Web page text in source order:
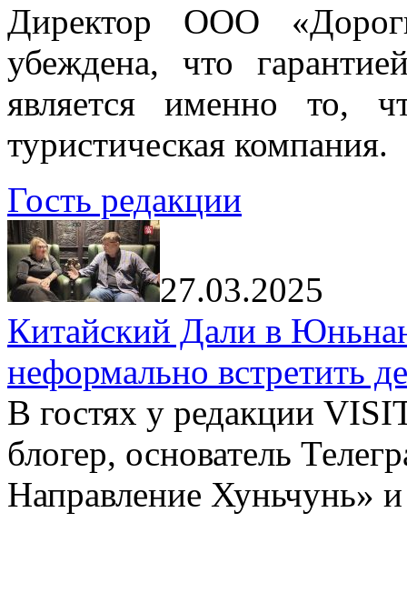
Директор ООО
убеждена, что
является именно то,
туристическая компания.
Гость редакции
27.03.2025
Китайский Дали в
неформально встретить
В гостях у редакции
блогер, основатель
Направление Хуньчунь»